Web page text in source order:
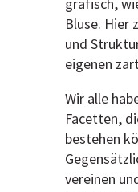
grafisch,
Bluse. Hier
und
eigenen
Wir alle
Facetten,
bestehen
vereinen